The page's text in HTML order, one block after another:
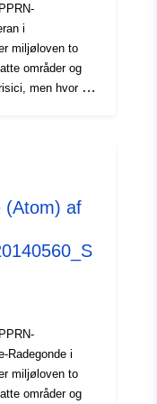
i
miljøloven to
områder og
men hvor der
to typer zoner:
hovedreglen er
såkaldte "blå
og
den
der ikke er
og
eller bedrifter,
industri kan
med forbehold af
(Atom) af
Radegonde i
miljøloven to
områder og